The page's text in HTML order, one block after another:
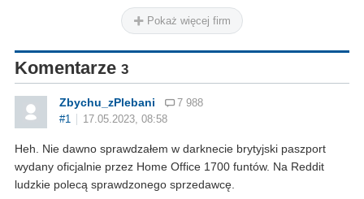
Pokaż więcej firm
Komentarze 3
Zbychu_zPlebani
7 988
#1
17.05.2023, 08:58
Heh. Nie dawno sprawdzałem w darknecie brytyjski paszport
wydany oficjalnie przez Home Office 1700 funtów. Na Reddit
ludzkie polecą sprawdzonego sprzedawcę.